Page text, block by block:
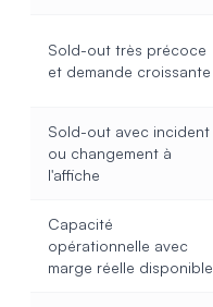
Sold-out très précoce
et demande croissante
Sold-out avec incident
ou changement à
l'affiche
Capacité
opérationnelle avec
marge réelle disponible